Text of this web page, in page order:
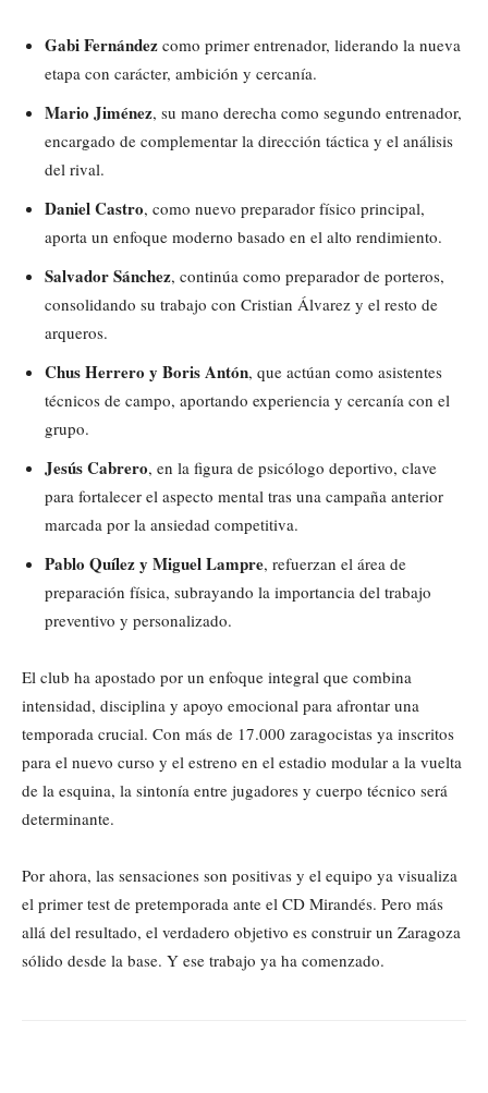
Gabi Fernández como primer entrenador, liderando la nueva
etapa con carácter, ambición y cercanía.
Mario Jiménez, su mano derecha como segundo entrenador,
encargado de complementar la dirección táctica y el análisis
del rival.
Daniel Castro, como nuevo preparador físico principal,
aporta un enfoque moderno basado en el alto rendimiento.
Salvador Sánchez, continúa como preparador de porteros,
consolidando su trabajo con Cristian Álvarez y el resto de
arqueros.
Chus Herrero y Boris Antón, que actúan como asistentes
técnicos de campo, aportando experiencia y cercanía con el
grupo.
Jesús Cabrero, en la figura de psicólogo deportivo, clave
para fortalecer el aspecto mental tras una campaña anterior
marcada por la ansiedad competitiva.
Pablo Quílez y Miguel Lampre, refuerzan el área de
preparación física, subrayando la importancia del trabajo
preventivo y personalizado.
El club ha apostado por un enfoque integral que combina
intensidad, disciplina y apoyo emocional para afrontar una
temporada crucial. Con más de 17.000 zaragocistas ya inscritos
para el nuevo curso y el estreno en el estadio modular a la vuelta
de la esquina, la sintonía entre jugadores y cuerpo técnico será
determinante.
Por ahora, las sensaciones son positivas y el equipo ya visualiza
el primer test de pretemporada ante el CD Mirandés. Pero más
allá del resultado, el verdadero objetivo es construir un Zaragoza
sólido desde la base. Y ese trabajo ya ha comenzado.